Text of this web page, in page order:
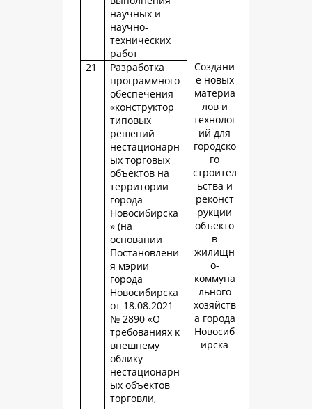
научных и
научно-
технических
работ
Создани
е новых
материа
лов и
технолог
ий для
городско
го
строител
ьства и
реконст
рукции
объекто
в
жилищн
о-
коммуна
льного
хозяйств
а города
Новосиб
ирска
21
Разработка
программного
обеспечения
«конструктор
типовых
решений
нестационарн
ых торговых
объектов на
территории
города
Новосибирска
» (на
основании
Постановлени
я мэрии
города
Новосибирска
от 18.08.2021
№ 2890 «О
требованиях к
внешнему
облику
нестационарн
ых объектов
торговли,